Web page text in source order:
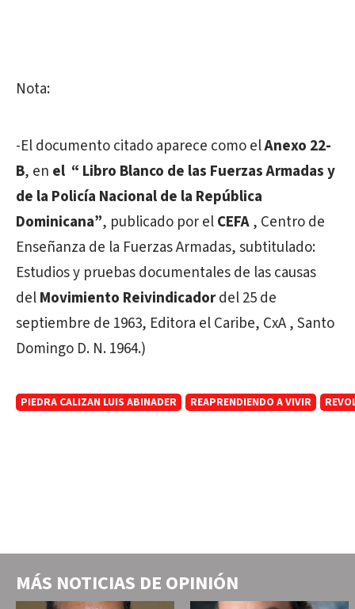
Nota:
-El documento citado aparece como elAnexo 22-
B, en el “ Libro Blanco de las Fuerzas Armadas y
de la Policía Nacional de la República
Dominicana”, publicado por elCEFA, Centro de
Enseñanza de la Fuerzas Armadas, subtitulado:
Estudios y pruebas documentales de las causas
delMovimiento Reivindicadordel 25 de
septiembre de 1963, Editora el Caribe, CxA , Santo
Domingo D. N. 1964.)
PIEDRA CALIZAN LUIS ABINADER REAPRENDIENDO A VIVIR
MÁS NOTICIAS DE OPINIÓN